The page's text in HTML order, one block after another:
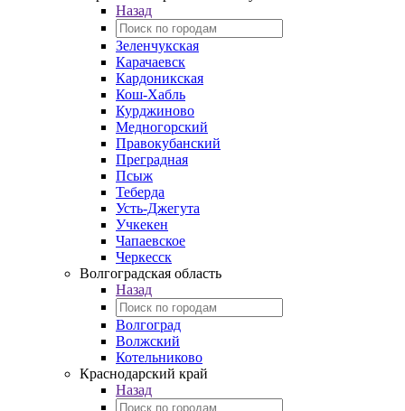
Назад
Зеленчукская
Карачаевск
Кардоникская
Кош-Хабль
Курджиново
Медногорский
Правокубанский
Преградная
Псыж
Теберда
Усть-Джегута
Учкекен
Чапаевское
Черкесск
Волгоградская область
Назад
Волгоград
Волжский
Котельниково
Краснодарский край
Назад